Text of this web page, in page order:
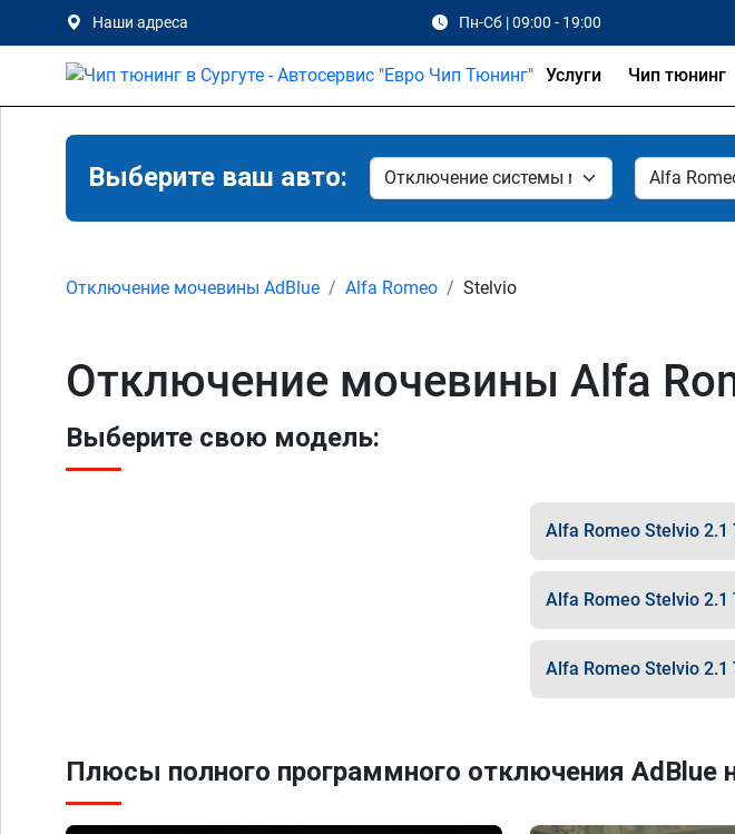
Наши адреса Пн-Сб | 09:00 - 19:00
Услуги Чип тюнинг
Выберите ваш авто:
Отключение мочевины AdBlue Alfa Romeo Stelvio
Отключение мочевины Alfa
Выберите свою модель:
Alfa Romeo Stelvio 2.1
Alfa Romeo Stelvio 2.1
Alfa Romeo Stelvio 2.1
Плюсы полного программного отключения AdBlue